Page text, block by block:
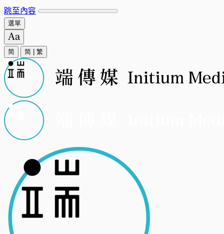
跳至內容
選單
简 简 繁